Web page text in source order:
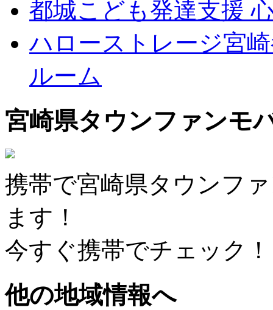
都城こども発達支援
ハローストレージ宮
ルーム
宮崎県タウンファンモ
携帯で宮崎県タウンフ
ます！
今すぐ携帯でチェック！
他の地域情報へ